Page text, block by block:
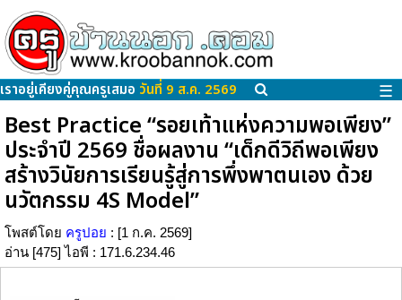
เราอยู่เคียงคู่คุณครูเสมอ วันที่ 9 ส.ค. 2569 ☰
Best Practice “รอยเท้าแห่งความพอเพียง”
ประจำปี 2569 ชื่อผลงาน “เด็กดีวิถีพอเพียง
สร้างวินัยการเรียนรู้สู่การพึ่งพาตนเอง ด้วย
นวัตกรรม 4S Model”
โพสต์โดย ครูปอย : [1 ก.ค. 2569]
อ่าน [475] ไอพี : 171.6.234.46